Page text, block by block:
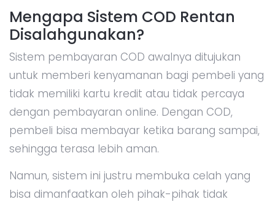
Mengapa Sistem COD Rentan
Disalahgunakan?
Sistem pembayaran COD awalnya ditujukan
untuk memberi kenyamanan bagi pembeli yang
tidak memiliki kartu kredit atau tidak percaya
dengan pembayaran online. Dengan COD,
pembeli bisa membayar ketika barang sampai,
sehingga terasa lebih aman.
Namun, sistem ini justru membuka celah yang
bisa dimanfaatkan oleh pihak-pihak tidak